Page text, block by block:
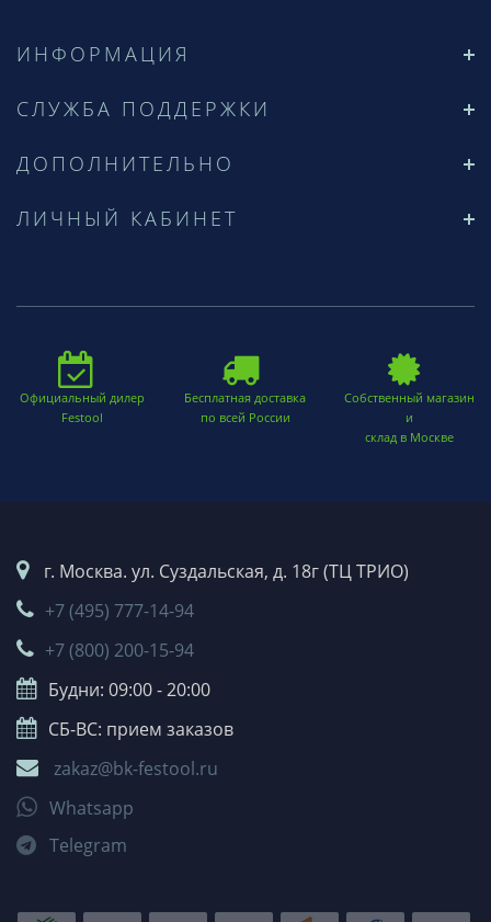
ИНФОРМАЦИЯ
СЛУЖБА ПОДДЕРЖКИ
ДОПОЛНИТЕЛЬНО
ЛИЧНЫЙ КАБИНЕТ
Официальный дилер
Festool
Бесплатная доставка
по всей России
Собственный магазин
и
склад в Москве
г. Москва. ул. Суздальская, д. 18г (ТЦ ТРИО)
+7 (495) 777-14-94
+7 (800) 200-15-94
Будни: 09:00 - 20:00
СБ-ВС: прием заказов
zakaz@bk-festool.ru
Whatsapp
Telegram